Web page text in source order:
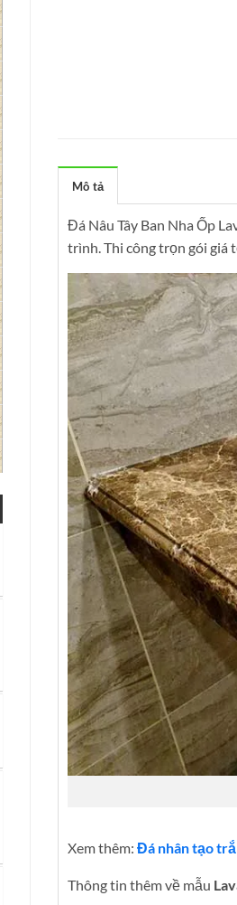
Mô tả
Đá Nâu Tây Ban Nha Ốp
trình. Thi công trọn gói giá
Xem thêm: Đá nhân tạo
Thông tin thêm về mẫu